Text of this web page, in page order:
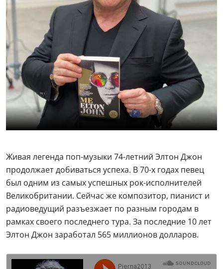
Живая легенда поп-музыки 74-летний Элтон Джон
продолжает добиваться успеха. В 70-х годах певец
был одним из самых успешных рок-исполнителей
Великобритании. Сейчас же композитор, пианист и
радиоведущий разъезжает по разным городам в
рамках своего последнего тура. За последние 10 лет
Элтон Джон заработал 565 миллионов долларов.